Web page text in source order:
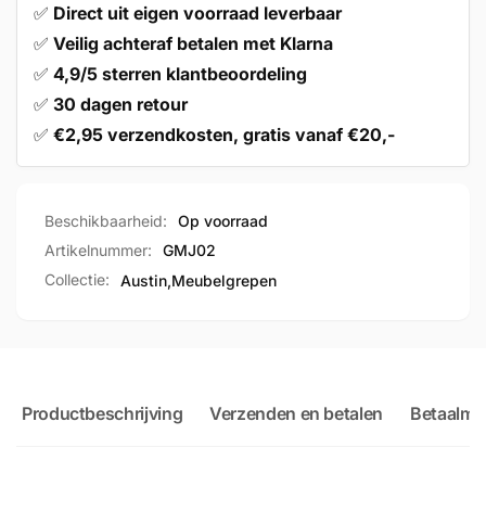
✅ Direct uit eigen voorraad leverbaar
✅ Veilig achteraf betalen met Klarna
✅ 4,9/5 sterren klantbeoordeling
✅ 30 dagen retour
✅ €2,95 verzendkosten, gratis vanaf €20,-
Beschikbaarheid:
Op voorraad
Artikelnummer:
GMJ02
Collectie:
Austin,Meubelgrepen
Productbeschrijving Verzenden en betalen